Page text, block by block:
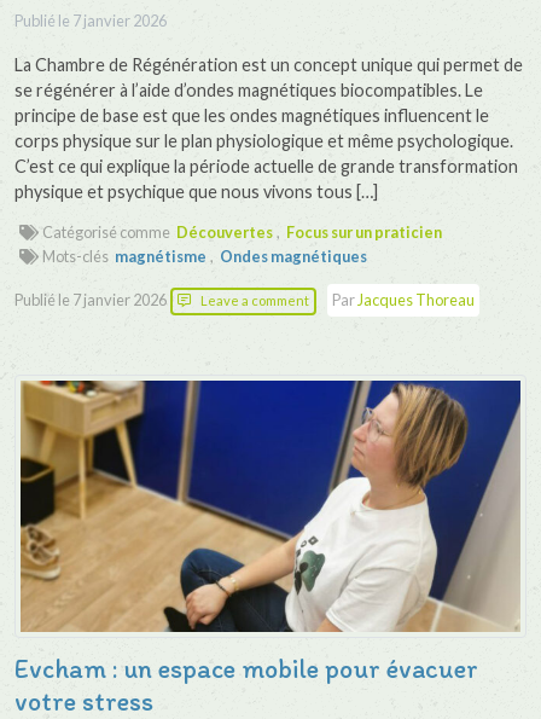
Publié le 7 janvier 2026
La Chambre de Régénération est un concept unique qui permet de
se régénérer à l’aide d’ondes magnétiques biocompatibles. Le
principe de base est que les ondes magnétiques influencent le
corps physique sur le plan physiologique et même psychologique.
C’est ce qui explique la période actuelle de grande transformation
physique et psychique que nous vivons tous […]
Catégorisé comme Découvertes, Focus sur un praticien
Mots-clés magnétisme , Ondes magnétiques
Publié le 7 janvier 2026 Leave a comment Par Jacques Thoreau
Evcham : un espace mobile pour évacuer
votre stress